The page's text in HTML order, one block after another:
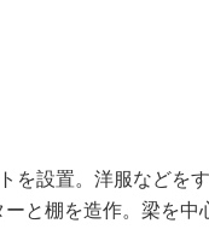
を設置。洋服などを
と棚を造作。梁を中